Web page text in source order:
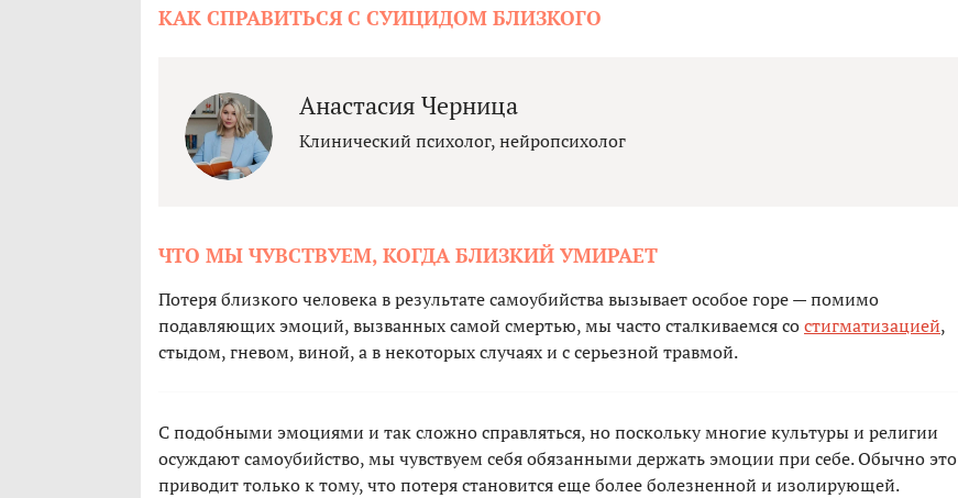
КАК СПРАВИТЬСЯ С СУИЦИДОМ БЛИЗКОГО
Анастасия Черница
Клинический психолог, нейропсихолог
ЧТО МЫ ЧУВСТВУЕМ, КОГДА БЛИЗКИЙ УМИРАЕТ
Потеря близкого человека в результате самоубийства вызывает особое горе — помимо
подавляющих эмоций, вызванных самой смертью, мы часто сталкиваемся состигматизацией,
стыдом, гневом, виной, а в некоторых случаях и с серьезной травмой.
С подобными эмоциями и так сложно справляться, но поскольку многие культуры и религии
осуждают самоубийство, мы чувствуем себя обязанными держать эмоции при себе. Обычно это
приводит только к тому, что потеря становится еще более болезненной и изолирующей.